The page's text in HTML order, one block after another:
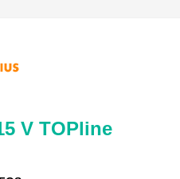
V TOPline